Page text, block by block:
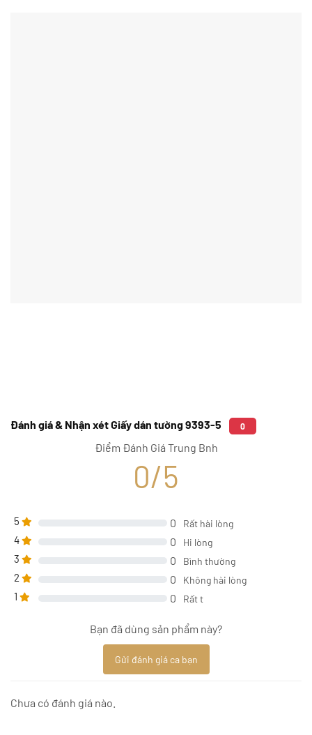
Đánh giá & Nhận xét Giấy dán tường 9393-5 0
Điểm Đánh Giá Trung Bnh
0/5
5 0 Rất hài lòng
4 0 Hi lòng
3 0 Bình thường
2 0 Không hài lòng
1 0 Rất t
Bạn đã dùng sản phẩm này?
Gửi đánh giá ca bạn
Chưa có đánh giá nào.